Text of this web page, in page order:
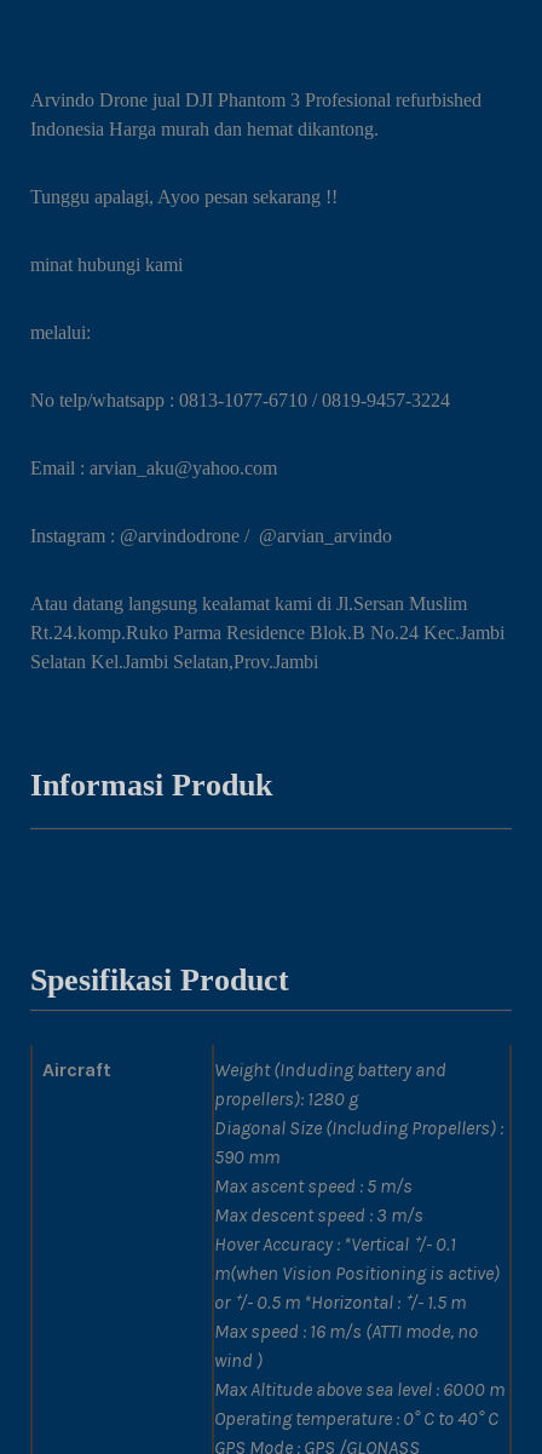
Arvindo Drone jual DJI Phantom 3 Profesional refurbished
Indonesia Harga murah dan hemat dikantong.
Tunggu apalagi, Ayoo pesan sekarang !!
minat hubungi kami
melalui:
No telp/whatsapp : 0813-1077-6710 / 0819-9457-3224
Email : arvian_aku@yahoo.com
Instagram : @arvindodrone / @arvian_arvindo
Atau datang langsung kealamat kami di Jl.Sersan Muslim
Rt.24.komp.Ruko Parma Residence Blok.B No.24 Kec.Jambi
Selatan Kel.Jambi Selatan,Prov.Jambi
Informasi Produk
Spesifikasi Product
Aircraft
Weight (Induding battery and
propellers): 1280 g
Diagonal Size (Including Propellers) :
590 mm
Max ascent speed : 5 m/s
Max descent speed : 3 m/s
Hover Accuracy : *Vertical ⁺/- 0.1
m(when Vision Positioning is active)
or ⁺/- 0.5 m *Horizontal : ⁺/- 1.5 m
Max speed : 16 m/s (ATTI mode, no
wind )
Max Altitude above sea level : 6000 m
Operating temperature : 0° C to 40° C
GPS Mode : GPS /GLONASS